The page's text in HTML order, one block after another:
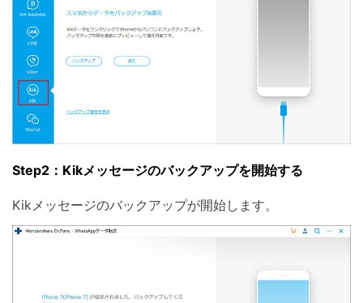
Step2：Kikメッセージのバックアップを開始する
Kikメッセージのバックアップが開始します。